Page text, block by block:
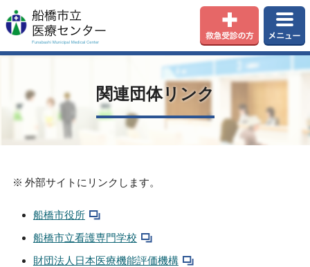
関連団体リンク
外部サイトにリンクします。
船橋市役所
船橋市立看護専門学校
財団法人日本医療機能評価機構